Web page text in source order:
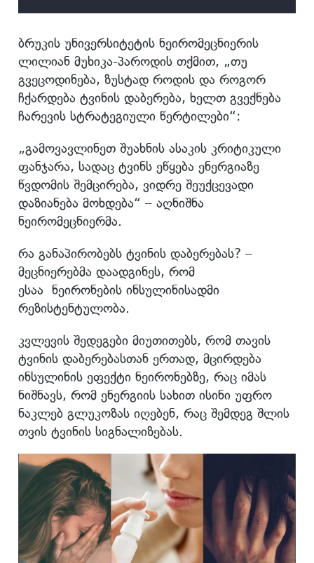
ბრუკის უნივერსიტეტის ნეირომეცნიერის
ლილიან მუხიკა-პაროდის თქმით, „თუ
გვეცოდინება, ზუსტად როდის და როგორ
ჩქარდება ტვინის დაბერება, ხელთ გვექნება
ჩარევის სტრატეგიული წერტილები“:
„გამოვავლინეთ შუახნის ასაკის კრიტიკული
ფანჯარა, სადაც ტვინს ეწყება ენერგიაზე
წვდომის შემცირება, ვიდრე შეუქცევადი
დაზიანება მოხდება“ – აღნიშნა
ნეირომეცნიერმა.
რა განაპირობებს ტვინის დაბერებას? –
მეცნიერებმა დაადგინეს, რომ
ესაა ნეირონების ინსულინისადმი
რეზისტენტულობა.
კვლევის შედეგები მიუთითებს, რომ თავის
ტვინის დაბერებასთან ერთად, მცირდება
ინსულინის ეფექტი ნეირონებზე, რაც იმას
ნიშნავს, რომ ენერგიის სახით ისინი უფრო
ნაკლებ გლუკოზას იღებენ, რაც შემდეგ შლის
თვის ტვინის სიგნალიზებას.